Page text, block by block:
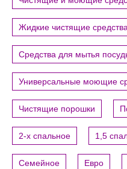
Жидкие чистящие средства
Средства для мытья
Универсальные моющие
Чистящие порошки
2-х спальное 1,5
Семейное Евро